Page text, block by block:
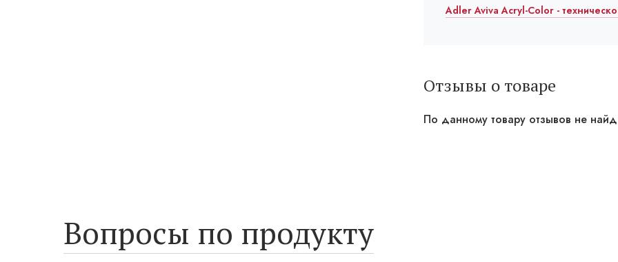
Adler Aviva Acryl-Color -
Отзывы о товаре
По данному товару отзывов не
Вопросы по продукту